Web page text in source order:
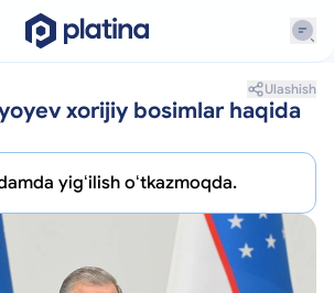
Ulashish
xorijiy bosimlar haqida
yigʻilish oʻtkazmoqda.